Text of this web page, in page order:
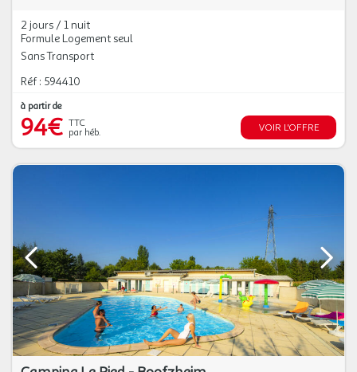
2 jours / 1 nuit
Formule Logement seul
Sans Transport
Réf : 594410
à partir de
94€ TTC
par héb.
VOIR L'OFFRE